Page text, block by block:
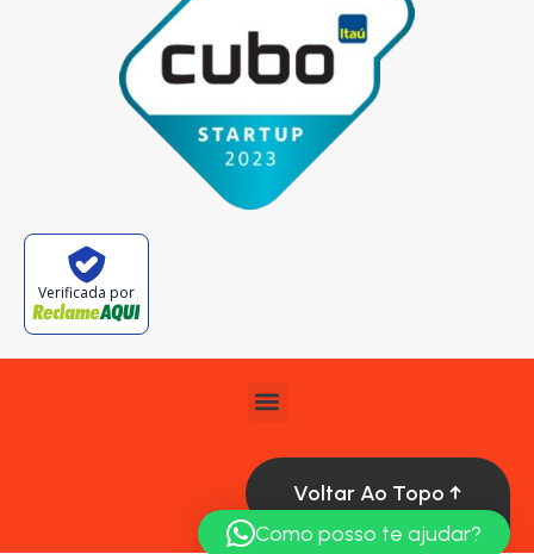
Verificada por
Voltar Ao Topo ↑
Como posso te ajudar?